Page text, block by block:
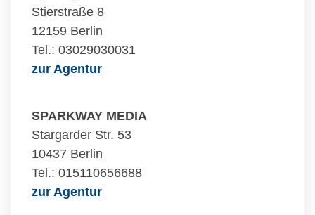
Stierstraße 8
12159 Berlin
Tel.: 03029030031
zur Agentur
SPARKWAY MEDIA
Stargarder Str. 53
10437 Berlin
Tel.: 015110656688
zur Agentur